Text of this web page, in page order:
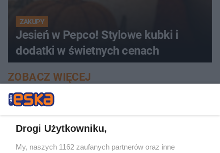
ZAKUPY
Jesień w Pepco! Stylowe kubki i
dodatki w świetnych cenach
ZOBACZ WIĘCEJ
Drogi Użytkowniku,
My, naszych 1162 zaufanych partnerów oraz inne